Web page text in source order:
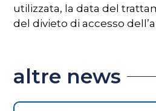
utilizzata, la data del
del divieto di accesso
altre news